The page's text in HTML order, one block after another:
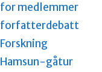
for medlemmer
forfatterdebatt
Forskning
Hamsun-gåtur